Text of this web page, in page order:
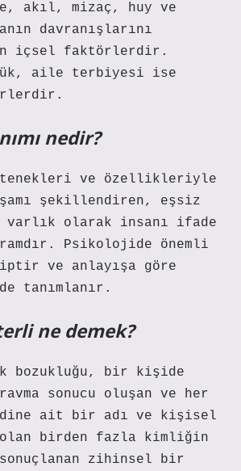
akıl, mizaç, huy ve
davranışlarını
içsel faktörlerdir.
aile terbiyesi ise
nedir?
ve özellikleriyle
şekillendiren, eşsiz
olarak insanı ifade
Psikolojide önemli
ve anlayışa göre
tanımlanır.
ne demek?
bozukluğu, bir kişide
sonucu oluşan ve her
ait bir adı ve kişisel
birden fazla kimliğin
sonuçlanan zihinsel bir